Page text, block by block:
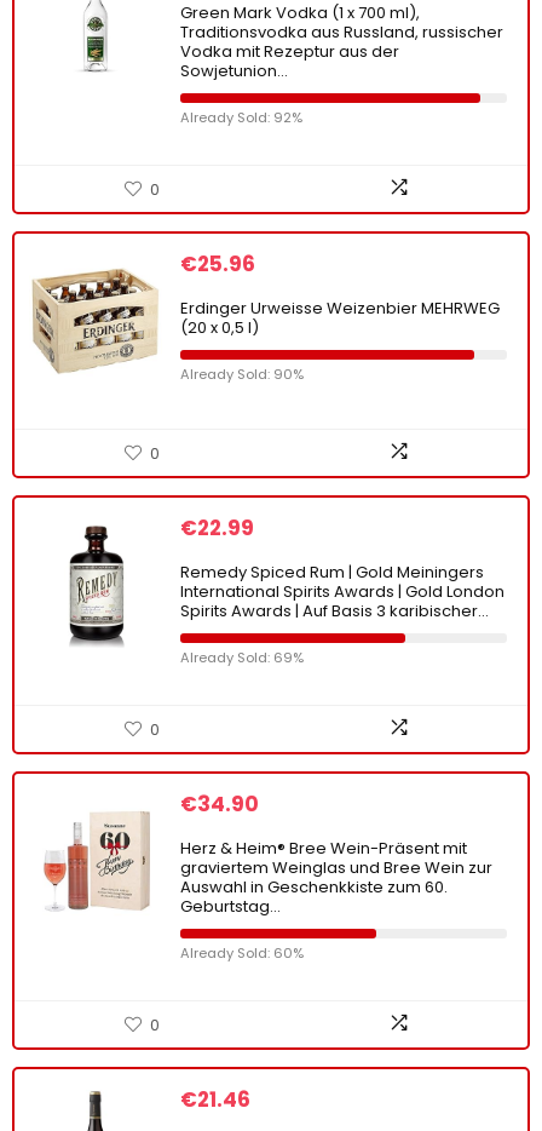
Green Mark Vodka (1 x 700 ml),
Traditionsvodka aus Russland, russischer
Vodka mit Rezeptur aus der
Sowjetunion…
Already Sold: 92%
0
€25.96
Erdinger Urweisse Weizenbier MEHRWEG
(20 x 0,5 l)
Already Sold: 90%
0
€22.99
Remedy Spiced Rum | Gold Meiningers
International Spirits Awards | Gold London
Spirits Awards | Auf Basis 3 karibischer…
Already Sold: 69%
0
€34.90
Herz & Heim® Bree Wein-Präsent mit
graviertem Weinglas und Bree Wein zur
Auswahl in Geschenkkiste zum 60.
Geburtstag…
Already Sold: 60%
0
€21.46